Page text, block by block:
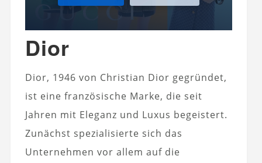
Dior
Dior, 1946 von Christian Dior gegründet,
ist eine französische Marke, die seit
Jahren mit Eleganz und Luxus begeistert.
Zunächst spezialisierte sich das
Unternehmen vor allem auf die